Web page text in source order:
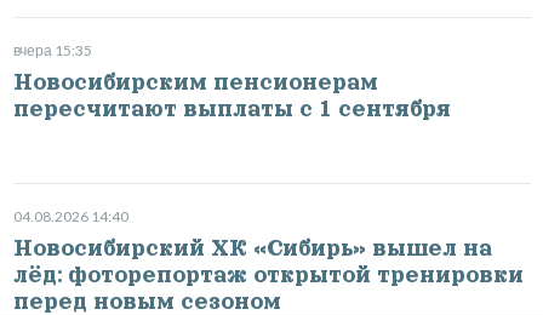
вчера 15:35
Новосибирским пенсионерам
пересчитают выплаты с 1 сентября
04.08.2026 14:40
Новосибирский ХК «Сибирь» вышел на
лёд: фоторепортаж открытой тренировки
перед новым сезоном